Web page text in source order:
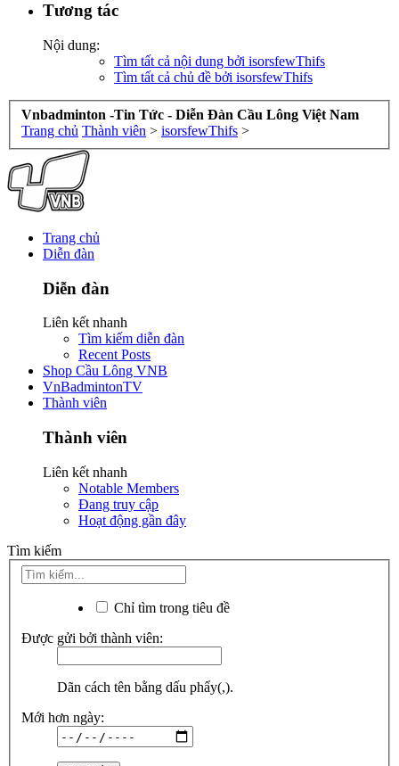
Tương tác
Nội dung:
Tìm tất cả nội dung bởi isorsfewThifs
Tìm tất cả chủ đề bởi isorsfewThifs
Vnbadminton -Tin Tức - Diễn Đàn Cầu Lông Việt Nam
Trang chủ Thành viên > isorsfewThifs >
Trang chủ
Diễn đàn
Diễn đàn
Liên kết nhanh
Tìm kiếm diễn đàn
Recent Posts
Shop Cầu Lông VNB
VnBadmintonTV
Thành viên
Thành viên
Liên kết nhanh
Notable Members
Đang truy cập
Hoạt động gần đây
Tìm kiếm
Chỉ tìm trong tiêu đề
Được gửi bởi thành viên:
Dãn cách tên bằng dấu phẩy(,).
Mới hơn ngày: